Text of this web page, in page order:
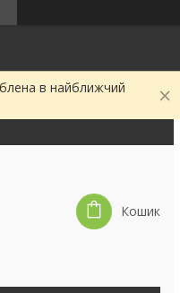
в найближчий
Кошик